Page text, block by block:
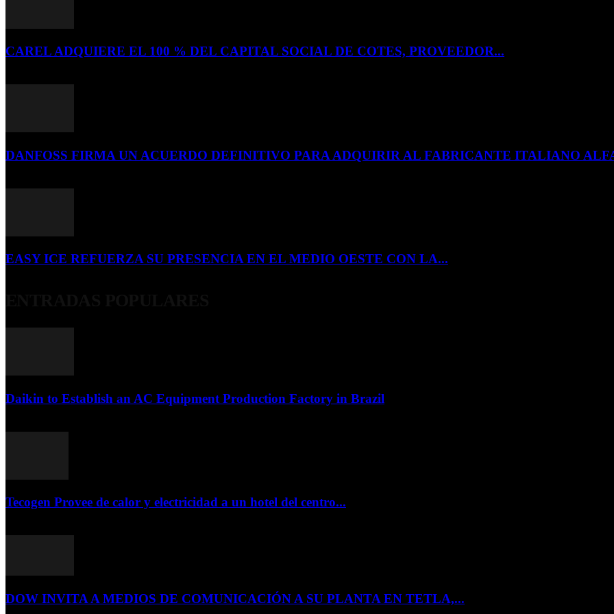
CAREL ADQUIERE EL 100 % DEL CAPITAL SOCIAL DE COTES, PROVEEDOR...
DANFOSS FIRMA UN ACUERDO DEFINITIVO PARA ADQUIRIR AL FABRICANTE ITALIANO
EASY ICE REFUERZA SU PRESENCIA EN EL MEDIO OESTE CON LA...
Daikin to Establish an AC Equipment Production Factory in Brazil
Tecogen Provee de calor y electricidad a un hotel del centro...
DOW INVITA A MEDIOS DE COMUNICACIÓN A SU PLANTA EN TETLA,...